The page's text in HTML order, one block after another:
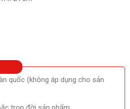
quốc (không áp dụng cho sản